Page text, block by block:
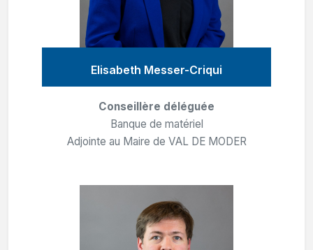
Elisabeth Messer-Criqui
Conseillère déléguée
Banque de matériel
Adjointe au Maire de VAL DE MODER